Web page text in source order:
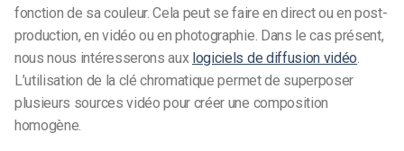
fonction de sa couleur. Cela peut se faire en direct ou en post-
production, en vidéo ou en photographie. Dans le cas présent,
nous nous intéresserons aux logiciels de diffusion vidéo.
L’utilisation de la clé chromatique permet de superposer
plusieurs sources vidéo pour créer une composition
homogène.